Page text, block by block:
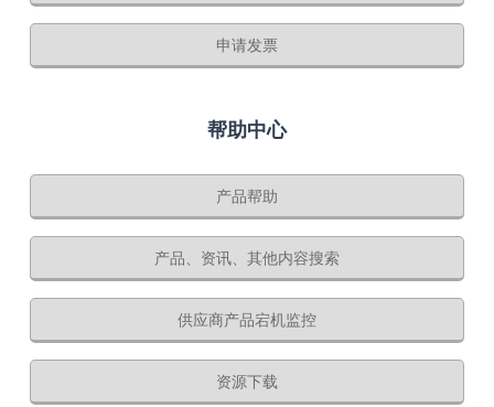
申请发票
帮助中心
产品帮助
产品、资讯、其他内容搜索
供应商产品宕机监控
资源下载